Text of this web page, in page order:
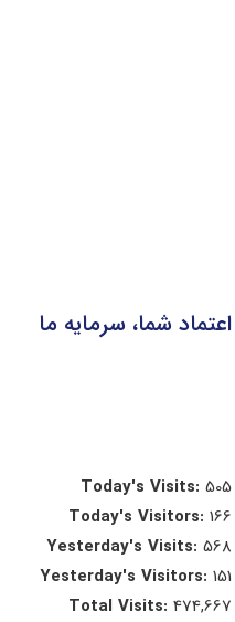
اعتماد شما، سرمایه ما
Today's Visits:505
Today's Visitors:166
Yesterday's Visits:568
Yesterday's Visitors:151
Total Visits:474,667